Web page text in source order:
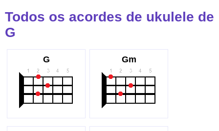
Todos os acordes de ukulele de
G
G Gm